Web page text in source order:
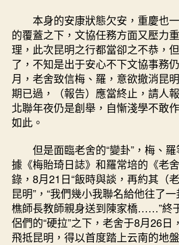
本身的安康狀態欠安，重慶也
的覆蓋之下，文協任務方面又壓
理，此次昆明之行都當卻之不恭，
了，不知是出于安心不下文協事務
月，老舍致信梅、羅，意欲撤消昆
期已過，（報告）應當終止，請人
北聯年夜仍是創舉，自慚淺學不敢
如此。
但是面臨老舍的“變卦”，梅、
據《梅貽琦日誌》和羅常培的《老
錄，8月21日“飯時與談，再約其（
昆明”，“我們幾小我聯名給他往了
樵師長教師親身送到陳家橋……”終
侶們的“硬拉”之下，老舍于8月26日
飛抵昆明，得以首度踏上云南的地盤